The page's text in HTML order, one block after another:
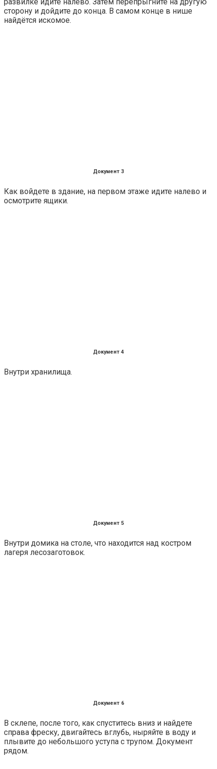
сторону и дойдите до конца. В самом конце в нише
найдётся искомое.
Документ 3
Как войдете в здание, на первом этаже идите налево и
осмотрите ящики.
Документ 4
Внутри хранилища.
Документ 5
Внутри домика на столе, что находится над костром
лагеря лесозаготовок.
Документ 6
В склепе, после того, как спуститесь вниз и найдете
справа фреску, двигайтесь вглубь, ныряйте в воду и
плывите до небольшого уступа с трупом. Документ
рядом.